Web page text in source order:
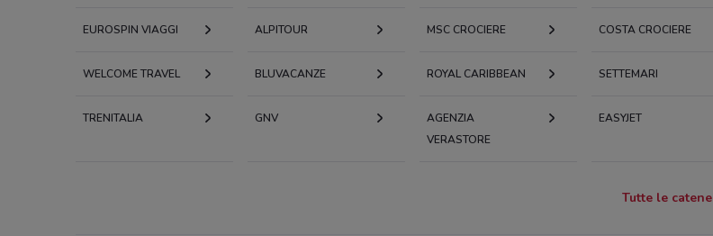
EUROSPIN VIAGGI ALPITOUR MSC CROCIERE COSTA CROCIERE
WELCOME TRAVEL BLUVACANZE ROYAL CARIBBEAN SETTEMARI
TRENITALIA GNV
AGENZIA
VERASTORE
EASYJET
Tutte le catene